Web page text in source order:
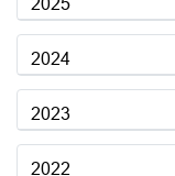
2025
2024
2023
2022